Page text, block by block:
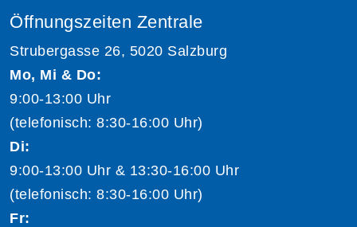
Öffnungszeiten Zentrale
Strubergasse 26, 5020 Salzburg
Mo, Mi & Do:
9:00-13:00 Uhr
(telefonisch: 8:30-16:00 Uhr)
Di:
9:00-13:00 Uhr & 13:30-16:00 Uhr
(telefonisch: 8:30-16:00 Uhr)
Fr: